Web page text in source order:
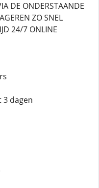
DE ONDERSTAANDE
ZO SNEL
24/7 ONLINE
3 dagen